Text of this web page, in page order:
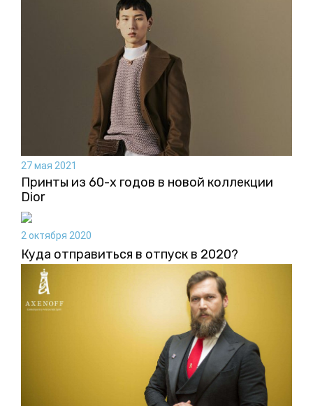
27 мая 2021
Принты из 60-х годов в новой коллекции
Dior
2 октября 2020
Куда отправиться в отпуск в 2020?